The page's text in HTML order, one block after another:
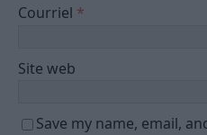
Courriel *
Site web
Save my name, email,